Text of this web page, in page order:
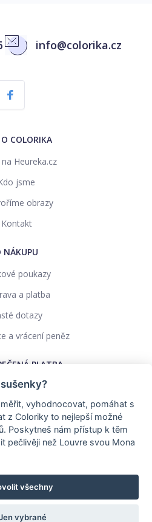
info@colorika.cz
COLORIKA
Heureka.cz
jsme
obrazy
Kontakt
NÁKUPU
poukazy
a platba
dotazy
a vrácení peněz
PLATBA
podmínky
pavelszabo.cz
vyhodnocovat, pomáhat s
z Coloriky to nejlepší možné
Poskytneš nám přístup k těm
pečlivěji než Louvre svou Mona
všechny
vybrané